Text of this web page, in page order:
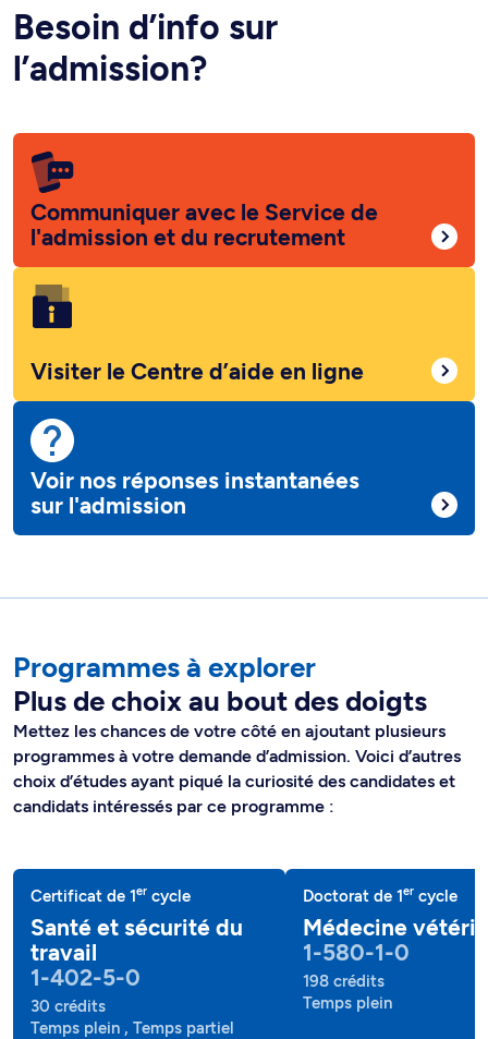
Besoin d’info sur
l’admission?
Communiquer avec le Service de
l'admission et du recrutement
Visiter le Centre d’aide en ligne
Voir nos réponses instantanées
sur l'admission
Programmes à explorer
Plus de choix au bout des doigts
Mettez les chances de votre côté en ajoutant plusieurs
programmes à votre demande d’admission. Voici d’autres
choix d’études ayant piqué la curiosité des candidates et
candidats intéressés par ce programme :
Certificat de 1er cycle
Santé et sécurité du
travail
1-402-5-0
30 crédits
Temps plein , Temps partiel
Doctorat de 1er cycle
Médecine
1-580-1-0
198 crédits
Temps plein